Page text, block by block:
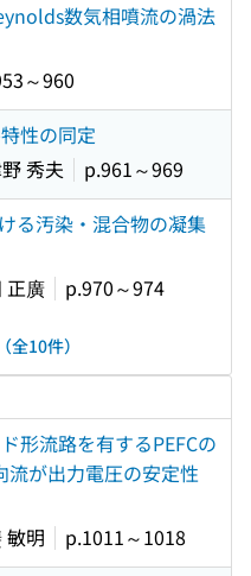
数気相噴流の渦法
～960
性の同定
秀夫
p.961～969
る汚染・混合物の凝集
正廣
p.970～974
全10件）
形流路を有するPEFCの
流が出力電圧の安定性
敏明
p.1011～1018